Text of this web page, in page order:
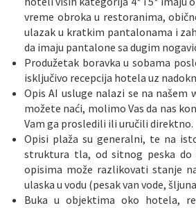
vreme obroka u restoranima,
ulazak u kratkim pantalonama i
da imaju pantalone sa dugim
Produžetak boravka u sobama
isključivo recepcija hotela uz
Opis AI usluge nalazi se na našem
možete naći, molimo Vas da nas
Vam ga prosledili ili uručili direktno.
Opisi plaža su generalni, te na
struktura tla, od sitnog peska do
opisima može razlikovati stanje
ulaska u vodu (pesak van vode,
Buka u objektima oko hotela,